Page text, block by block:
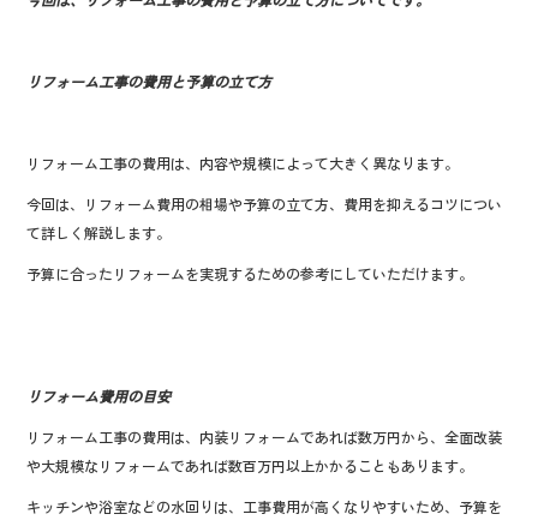
リフォーム工事の費用と予算の立て方
リフォーム工事の費用は、内容や規模によって大きく異なります。
今回は、リフォーム費用の相場や予算の立て方、費用を抑えるコツについ
て詳しく解説します。
予算に合ったリフォームを実現するための参考にしていただけます。
リフォーム費用の目安
リフォーム工事の費用は、内装リフォームであれば数万円から、全面改装
や大規模なリフォームであれば数百万円以上かかることもあります。
キッチンや浴室などの水回りは、工事費用が高くなりやすいため、予算を